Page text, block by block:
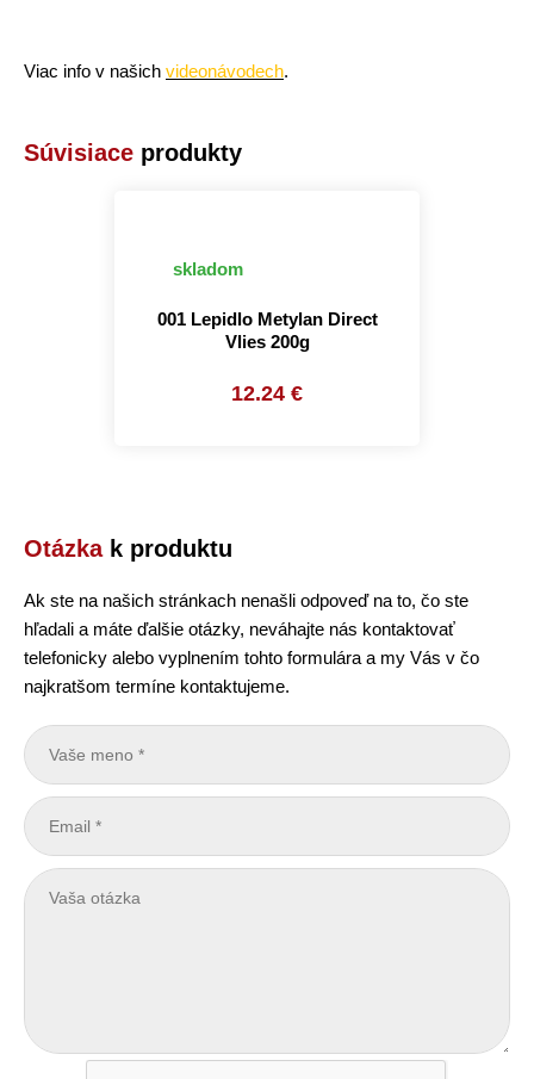
Viac info v našich videonávodech.
Súvisiace produkty
skladom
001 Lepidlo Metylan Direct
Vlies 200g
12.24 €
Otázkak produktu
Ak ste na našich stránkach nenašli odpoveď na to, čo ste
hľadali a máte ďalšie otázky, neváhajte nás kontaktovať
telefonicky alebo vyplnením tohto formulára a my Vás v čo
najkratšom termíne kontaktujeme.